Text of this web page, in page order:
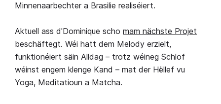
Minnenaarbechter a Brasilie realiséiert.
Aktuell ass d'Dominique scho mam nächste Projet
beschäftegt. Wéi hatt dem Melody erzielt,
funktionéiert säin Alldag – trotz wéineg Schlof
wéinst engem klenge Kand – mat der Hëllef vu
Yoga, Meditatioun a Matcha.